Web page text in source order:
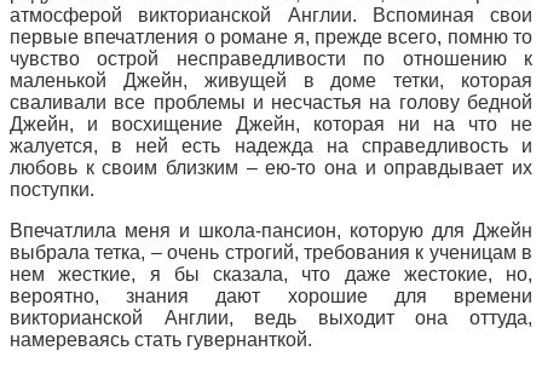
атмосферой викторианской Англии. Вспоминая свои
первые впечатления о романе я, прежде всего, помню то
чувство острой несправедливости по отношению к
маленькой Джейн, живущей в доме тетки, которая
сваливали все проблемы и несчастья на голову бедной
Джейн, и восхищение Джейн, которая ни на что не
жалуется, в ней есть надежда на справедливость и
любовь к своим близким – ею-то она и оправдывает их
поступки.
Впечатлила меня и школа-пансион, которую для Джейн
выбрала тетка, – очень строгий, требования к ученицам в
нем жесткие, я бы сказала, что даже жестокие, но,
вероятно, знания дают хорошие для времени
викторианской Англии, ведь выходит она оттуда,
намереваясь стать гувернанткой.